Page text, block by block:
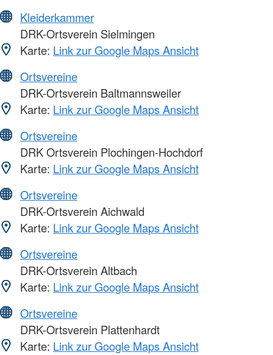
Kleiderkammer
DRK-Ortsverein Sielmingen
Karte: Link zur Google Maps Ansicht
Ortsvereine
DRK-Ortsverein Baltmannsweiler
Karte: Link zur Google Maps Ansicht
Ortsvereine
DRK Ortsverein Plochingen-Hochdorf
Karte: Link zur Google Maps Ansicht
Ortsvereine
DRK-Ortsverein Aichwald
Karte: Link zur Google Maps Ansicht
Ortsvereine
DRK-Ortsverein Altbach
Karte: Link zur Google Maps Ansicht
Ortsvereine
DRK-Ortsverein Plattenhardt
Karte: Link zur Google Maps Ansicht